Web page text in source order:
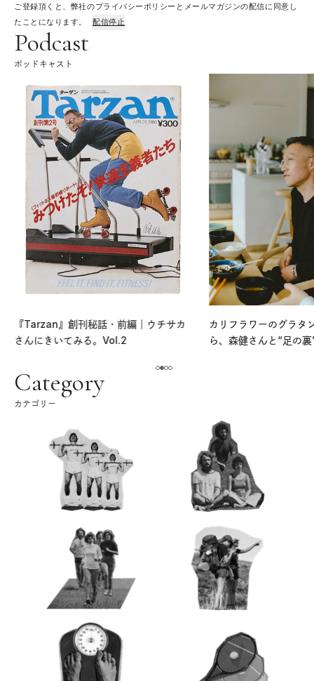
ご登録頂くと、弊社のプライバシーポリシーとメールマガジンの配信に同意し
たことになります。
配信停止
Podcast
ポッドキャスト
『Tarzan』創刊秘話・前編｜ウチサカ
さんにきいてみる。Vol.2
カリフラワーのグラタ
ら、森健さんと“足の
Category
カテゴリー